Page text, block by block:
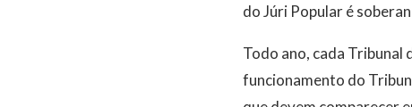
do Júri Popular é
Todo ano, cada Tribunal
funcionamento do